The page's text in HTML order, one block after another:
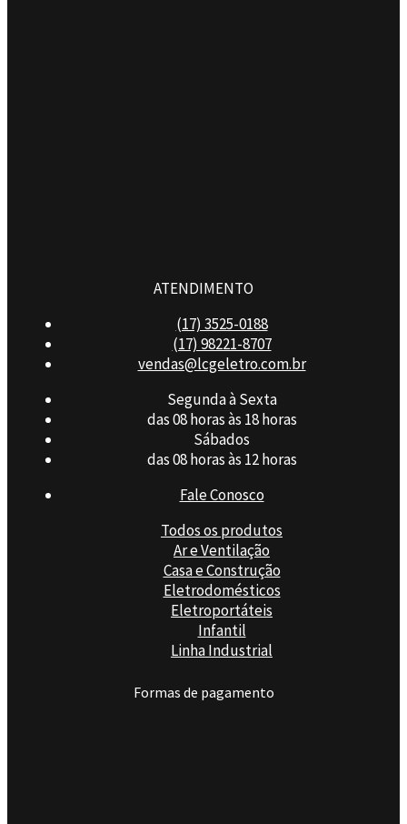
ATENDIMENTO
(17) 3525-0188
(17) 98221-8707
vendas@lcgeletro.com.br
Segunda à Sexta
das 08 horas às 18 horas
Sábados
das 08 horas às 12 horas
Fale Conosco
Todos os produtos
Ar e Ventilação
Casa e Construção
Eletrodomésticos
Eletroportáteis
Infantil
Linha Industrial
Formas de pagamento